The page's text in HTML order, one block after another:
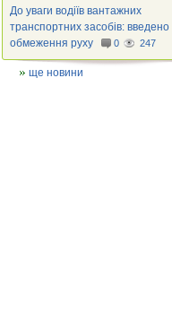
До уваги водіїв вантажних
транспортних засобів: введено
обмеження руху
0 247
ще новини